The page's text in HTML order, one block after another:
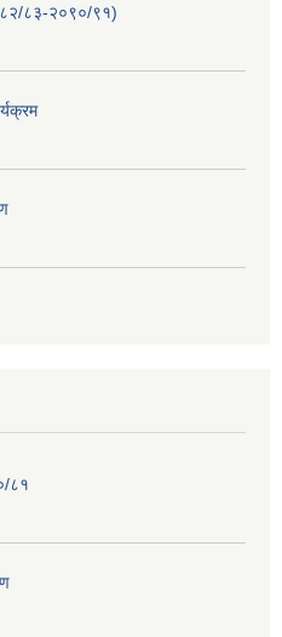
८३-२०९०/९१)
८१